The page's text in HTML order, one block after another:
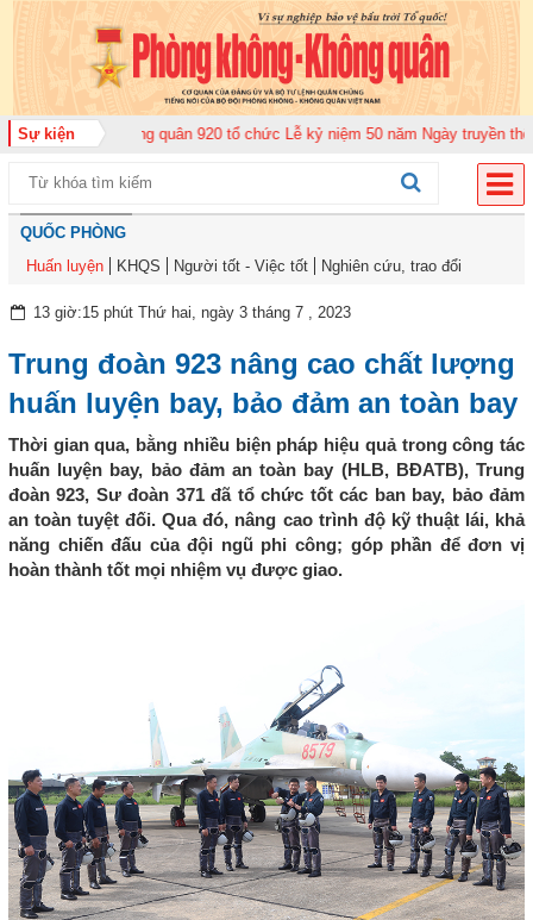
Sự kiện
đoàn Không quân 920 tổ chức Lễ kỷ niệm 50 năm Ngày truyền thống
QUỐC PHÒNG
Huấn luyện
KHQS Người tốt - Việc tốt Nghiên cứu, trao đổi
13 giờ:15 phút Thứ hai, ngày 3 tháng 7 , 2023
Trung đoàn 923 nâng cao chất lượng
huấn luyện bay, bảo đảm an toàn bay
Thời gian qua, bằng nhiều biện pháp hiệu quả trong công tác
huấn luyện bay, bảo đảm an toàn bay (HLB, BĐATB), Trung
đoàn 923, Sư đoàn 371 đã tổ chức tốt các ban bay, bảo đảm
an toàn tuyệt đối. Qua đó, nâng cao trình độ kỹ thuật lái, khả
năng chiến đấu của đội ngũ phi công; góp phần để đơn vị
hoàn thành tốt mọi nhiệm vụ được giao.